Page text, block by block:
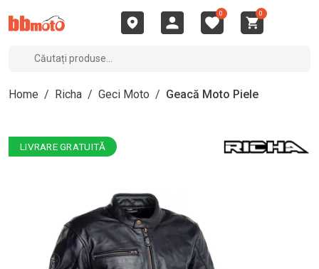
0 0
Home / Richa / Geci Moto / Geacă Moto Piele
LIVRARE GRATUITĂ